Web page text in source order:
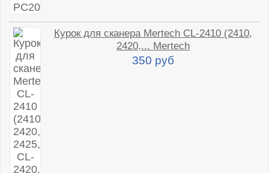
Курок для сканера Mertech CL-2410 (2410,
2420,... Mertech
350 руб